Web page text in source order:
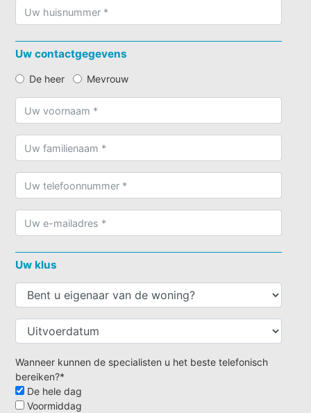
Uw contactgegevens
De heer Mevrouw
Uw klus
Wanneer kunnen de specialisten u het beste telefonisch
bereiken?*
De hele dag
Voormiddag